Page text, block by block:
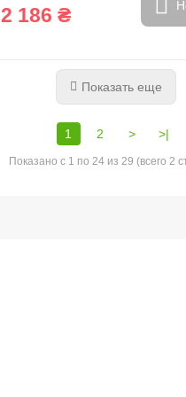
2 186 ₴
Показать еще
1 2 > >|
Показано с 1 по 24 из 29 (всего 2